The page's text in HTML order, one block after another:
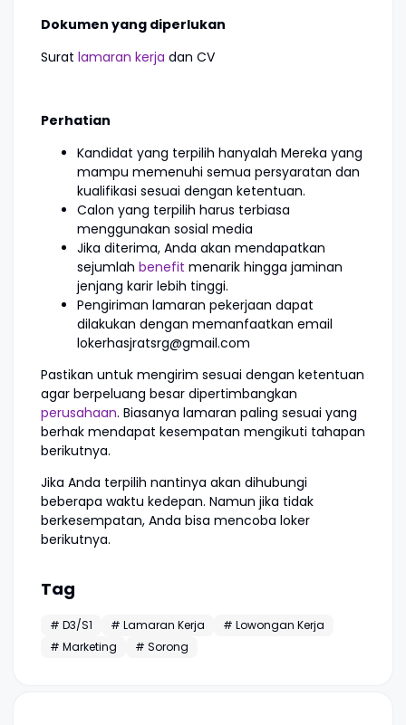
Dokumen yang diperlukan
Surat lamaran kerja dan CV
Perhatian
Kandidat yang terpilih hanyalah Mereka yang
mampu memenuhi semua persyaratan dan
kualifikasi sesuai dengan ketentuan.
Calon yang terpilih harus terbiasa
menggunakan sosial media
Jika diterima, Anda akan mendapatkan
sejumlah benefit menarik hingga jaminan
jenjang karir lebih tinggi.
Pengiriman lamaran pekerjaan dapat
dilakukan dengan memanfaatkan email
lokerhasjratsrg@gmail.com
Pastikan untuk mengirim sesuai dengan ketentuan
agar berpeluang besar dipertimbangkan
perusahaan. Biasanya lamaran paling sesuai yang
berhak mendapat kesempatan mengikuti tahapan
berikutnya.
Jika Anda terpilih nantinya akan dihubungi
beberapa waktu kedepan. Namun jika tidak
berkesempatan, Anda bisa mencoba loker
berikutnya.
Tag
# D3/S1 # Lamaran Kerja
# Lowongan Kerja
# Marketing
# Sorong